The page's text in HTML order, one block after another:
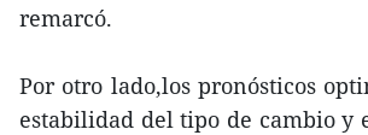
remarcó.
Por otro lado,los pronósticos
estabilidad del tipo de cambio y